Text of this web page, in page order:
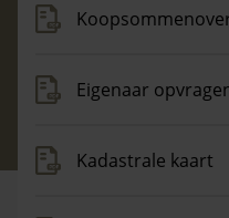
Eigenaar
Kadastrale kaart